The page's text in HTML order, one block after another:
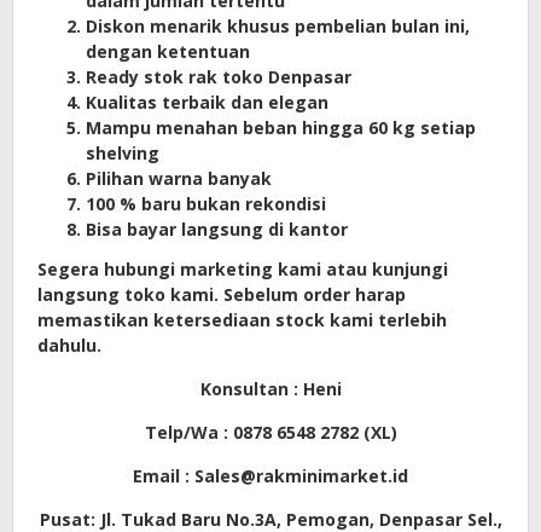
Diskon menarik khusus pembelian bulan ini,
dengan ketentuan
Ready stok rak toko Denpasar
Kualitas terbaik dan elegan
Mampu menahan beban hingga 60 kg setiap
shelving
Pilihan warna banyak
100 % baru bukan rekondisi
Bisa bayar langsung di kantor
Segera hubungi marketing kami atau kunjungi
langsung toko kami. Sebelum order harap
memastikan ketersediaan stock kami terlebih
dahulu.
Konsultan : Heni
Telp/Wa : 0878 6548 2782 (XL)
Email : Sales@rakminimarket.id
Pusat: Jl. Tukad Baru No.3A, Pemogan, Denpasar Sel.,